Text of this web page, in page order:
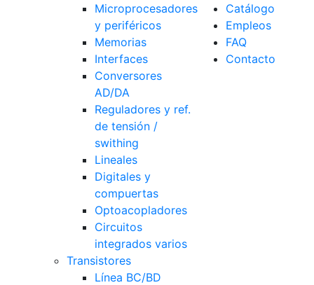
Microprocesadores
y periféricos
Memorias
Interfaces
Conversores
AD/DA
Reguladores y ref.
de tensión /
swithing
Lineales
Digitales y
compuertas
Optoacopladores
Circuitos
integrados varios
Transistores
Línea BC/BD
Catálogo
Empleos
FAQ
Contacto